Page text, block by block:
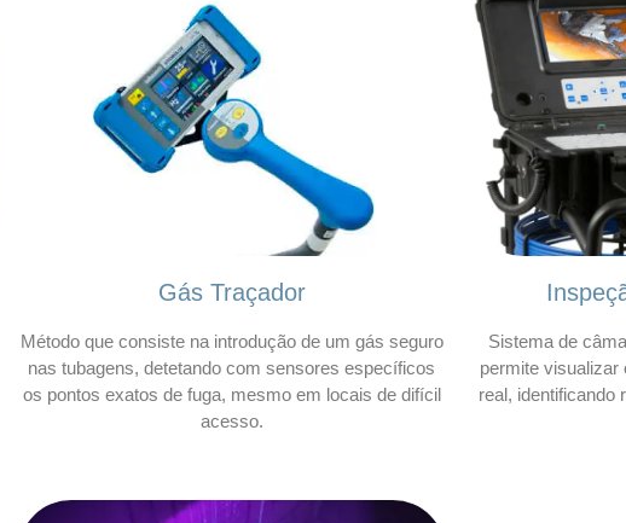
Gás Traçador
Método que consiste na introdução de um gás seguro
nas tubagens, detetando com sensores específicos
os pontos exatos de fuga, mesmo em locais de difícil
acesso.
Sistema de
permite visualizar
real, identificando